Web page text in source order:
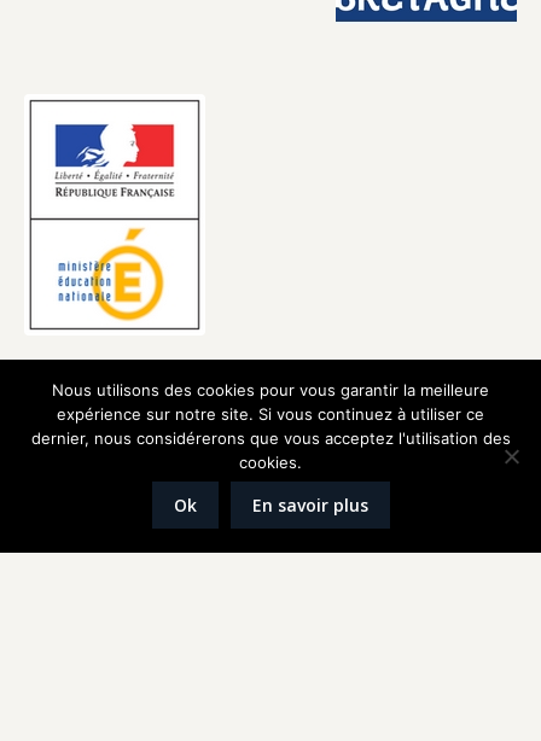
Nous utilisons des cookies pour vous garantir la meilleure
expérience sur notre site. Si vous continuez à utiliser ce
dernier, nous considérerons que vous acceptez l'utilisation des
cookies.
Ok En savoir plus